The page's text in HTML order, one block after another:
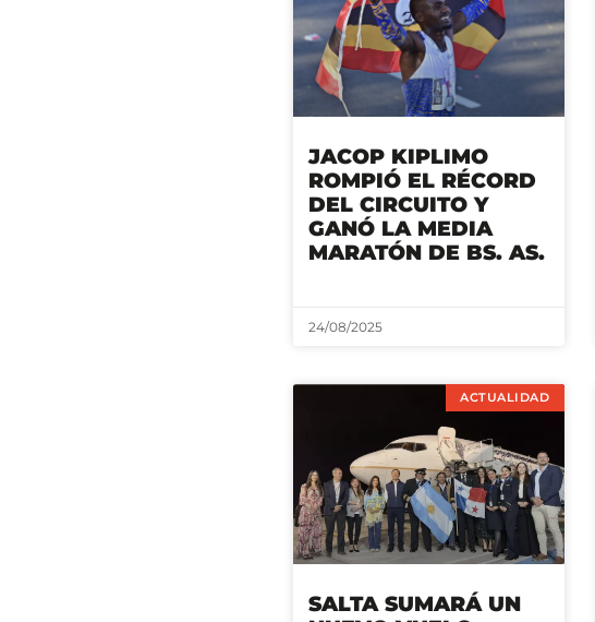
JACOP KIPLIMO
ROMPIÓ EL RÉCORD
DEL CIRCUITO Y
GANÓ LA MEDIA
MARATÓN DE BS. AS.
24/08/2025
ACTUALIDAD
SALTA SUMARÁ UN